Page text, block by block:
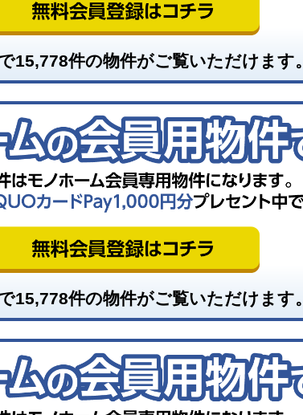
15,778件の物件がご覧いただけます。
15,778件の物件がご覧いただけます。